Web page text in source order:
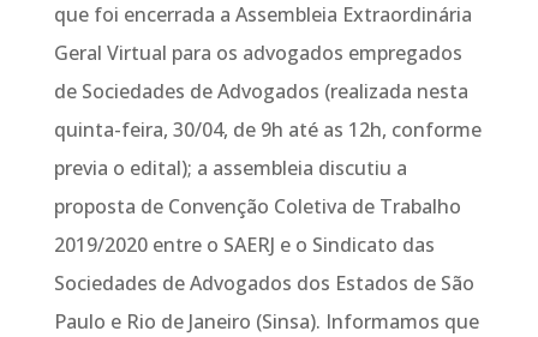
que foi encerrada a Assembleia Extraordinária
Geral Virtual para os advogados empregados
de Sociedades de Advogados (realizada nesta
quinta-feira, 30/04, de 9h até as 12h, conforme
previa o edital); a assembleia discutiu a
proposta de Convenção Coletiva de Trabalho
2019/2020 entre o SAERJ e o Sindicato das
Sociedades de Advogados dos Estados de São
Paulo e Rio de Janeiro (Sinsa). Informamos que